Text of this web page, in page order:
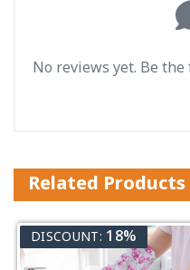
No reviews yet. Be
Related Products
DISCOUNT: 18%